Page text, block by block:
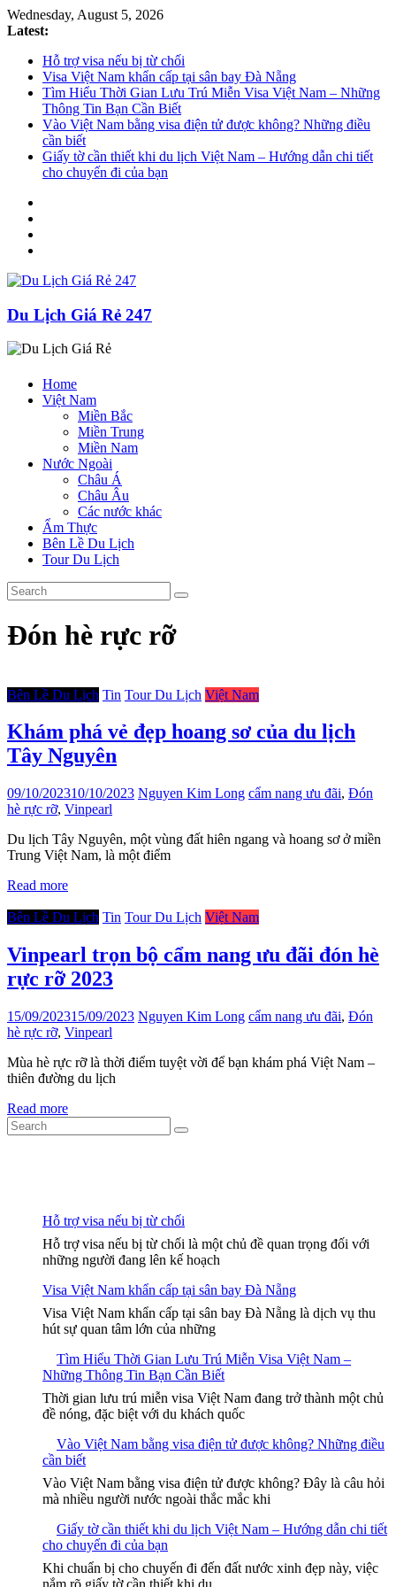
Wednesday, August 5, 2026
Latest:
Hỗ trợ visa nếu bị từ chối
Visa Việt Nam khẩn cấp tại sân bay Đà Nẵng
Tìm Hiểu Thời Gian Lưu Trú Miễn Visa Việt Nam – Những
Thông Tin Bạn Cần Biết
Vào Việt Nam bằng visa điện tử được không? Những điều
cần biết
Giấy tờ cần thiết khi du lịch Việt Nam – Hướng dẫn chi tiết
cho chuyến đi của bạn
Du Lịch Giá Rẻ 247
Home
Việt Nam
Miền Bắc
Miền Trung
Miền Nam
Nước Ngoài
Châu Á
Châu Âu
Các nước khác
Ẩm Thực
Bên Lề Du Lịch
Tour Du Lịch
Đón hè rực rỡ
Bên Lề Du Lịch Tin Tour Du Lịch Việt Nam
Khám phá vẻ đẹp hoang sơ của du lịch
Tây Nguyên
09/10/202310/10/2023 Nguyen Kim Long cẩm nang ưu đãi, Đón
hè rực rỡ, Vinpearl
Du lịch Tây Nguyên, một vùng đất hiên ngang và hoang sơ ở miền
Trung Việt Nam, là một điểm
Read more
Bên Lề Du Lịch Tin Tour Du Lịch Việt Nam
Vinpearl trọn bộ cẩm nang ưu đãi đón hè
rực rỡ 2023
15/09/202315/09/2023 Nguyen Kim Long cẩm nang ưu đãi, Đón
hè rực rỡ, Vinpearl
Mùa hè rực rỡ là thời điểm tuyệt vời để bạn khám phá Việt Nam –
thiên đường du lịch
Read more
Hỗ trợ visa nếu bị từ chối
Hỗ trợ visa nếu bị từ chối là một chủ đề quan trọng đối với
những người đang lên kế hoạch
Visa Việt Nam khẩn cấp tại sân bay Đà Nẵng
Visa Việt Nam khẩn cấp tại sân bay Đà Nẵng là dịch vụ thu
hút sự quan tâm lớn của những
Tìm Hiểu Thời Gian Lưu Trú Miễn Visa Việt Nam –
Những Thông Tin Bạn Cần Biết
Thời gian lưu trú miễn visa Việt Nam đang trở thành một chủ
đề nóng, đặc biệt với du khách quốc
Vào Việt Nam bằng visa điện tử được không? Những điều
cần biết
Vào Việt Nam bằng visa điện tử được không? Đây là câu hỏi
mà nhiều người nước ngoài thắc mắc khi
Giấy tờ cần thiết khi du lịch Việt Nam – Hướng dẫn chi tiết
cho chuyến đi của bạn
Khi chuẩn bị cho chuyến đi đến đất nước xinh đẹp này, việc